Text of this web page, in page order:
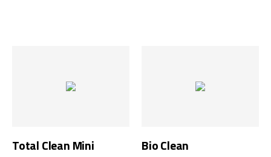
Total Clean Mini Bio Clean